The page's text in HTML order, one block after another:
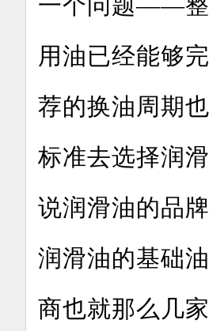
一个问题——整
用油已经能够
荐的换油周期
标准去选择润
说润滑油的品
润滑油的基础
商也就那么几